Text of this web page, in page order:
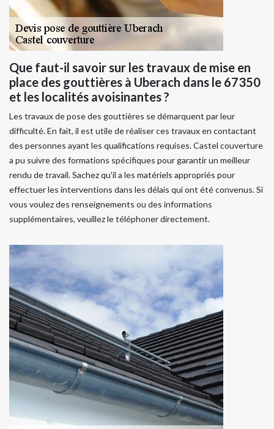
Que faut-il savoir sur les travaux de mise en
place des gouttières à Uberach dans le 67350
et les localités avoisinantes ?
Les travaux de pose des gouttières se démarquent par leur
difficulté. En fait, il est utile de réaliser ces travaux en contactant
des personnes ayant les qualifications requises. Castel couverture
a pu suivre des formations spécifiques pour garantir un meilleur
rendu de travail. Sachez qu'il a les matériels appropriés pour
effectuer les interventions dans les délais qui ont été convenus. Si
vous voulez des renseignements ou des informations
supplémentaires, veuillez le téléphoner directement.